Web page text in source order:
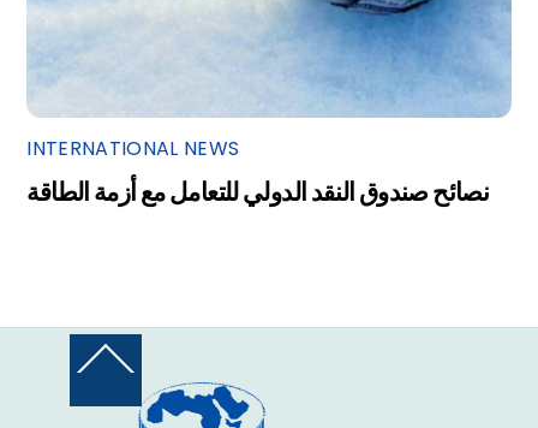
INTERNATIONAL NEWS
نصائح صندوق النقد الدولي للتعامل مع أزمة الطاقة
Back
Top